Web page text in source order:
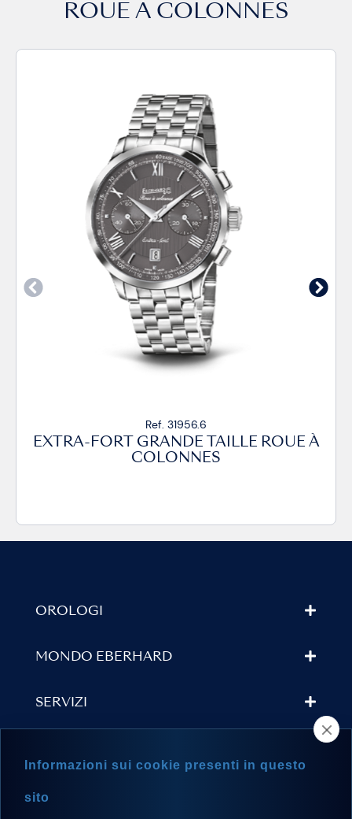
ROUE À COLONNES
Ref. 31956.6
EXTRA-FORT GRANDE TAILLE ROUE À
COLONNES
OROLOGI
MONDO EBERHARD
SERVIZI
Informazioni sui cookie presenti in questo
sito